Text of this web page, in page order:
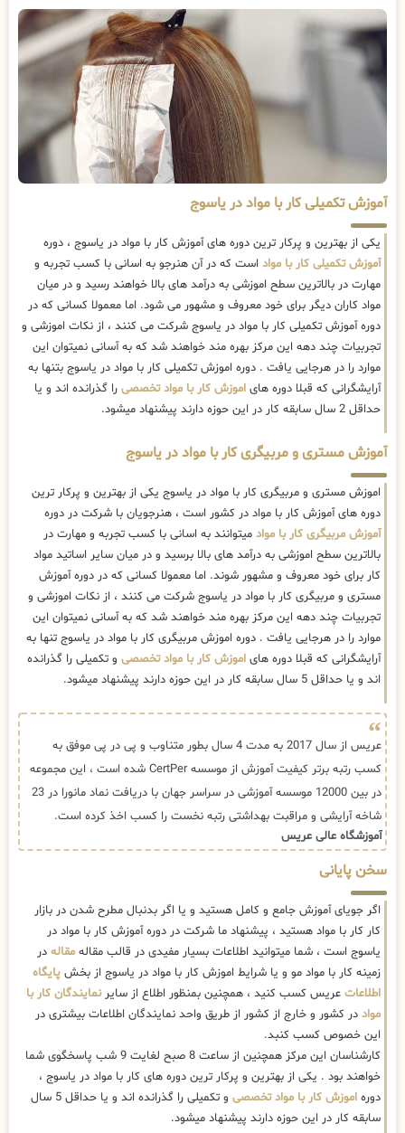
آموزش تکمیلی کار با مواد در یاسوج
یکی از بهترین و پرکار ترین دوره های آموزش کار با مواد در یاسوج ، دوره
آموزش تکمیلی کار با مواد است که در آن هنرجو به اسانی با کسب تجربه و
مهارت در بالاترین سطح اموزشی به درآمد های بالا خواهند رسید و در میان
مواد کاران دیگر برای خود معروف و مشهور می شود. اما معمولا کسانی که در
دوره آموزش تکمیلی کار با مواد در یاسوج شرکت می کنند ، از نکات اموزشی و
تجربیات چند دهه این مرکز بهره مند خواهند شد که به آسانی نمیتوان این
موارد را در هرجایی یافت . دوره اموزش تکمیلی کار با مواد در یاسوج بتنها به
آرایشگرانی که قبلا دوره های اموزش کار با مواد تخصصی را گذرانده اند و یا
حداقل 2 سال سابقه کار در این حوزه دارند پیشنهاد میشود.
آموزش مستری و مربیگری کار با مواد در یاسوج
اموزش مستری و مربیگری کار با مواد در یاسوج یکی از بهترین و پرکار ترین
دوره های آموزش کار با مواد در کشور است ، هنرجویان با شرکت در دوره
آموزش مربیگری کار با مواد میتوانند به اسانی با کسب تجربه و مهارت در
بالاترین سطح اموزشی به درآمد های بالا برسید و در میان سایر اساتید مواد
کار برای خود معروف و مشهور شوند. اما معمولا کسانی که در دوره آموزش
مستری و مربیگری کار با مواد در یاسوج شرکت می کنند ، از نکات اموزشی و
تجربیات چند دهه این مرکز بهره مند خواهند شد که به آسانی نمیتوان این
موارد را در هرجایی یافت . دوره اموزش مربیگری کار با مواد در یاسوج تنها به
آرایشگرانی که قبلا دوره های اموزش کار با مواد تخصصی و تکمیلی را گذرانده
اند و یا حداقل 5 سال سابقه کار در این حوزه دارند پیشنهاد میشود.
عریس از سال 2017 به مدت 4 سال بطور متناوب و پی در پی موفق به
کسب رتبه برتر کیفیت آموزش از موسسه CertPer شده است ، این مجموعه
در بین 12000 موسسه آموزشی در سراسر جهان با دریافت نماد مانورا در 23
شاخه آرایشی و مراقبت بهداشتی رتبه نخست را کسب اخذ کرده است.
آموزشگاه عالی عریس
سخن پایانی
اگر جویای آموزش جامع و کامل هستید و یا اگر بدنبال مطرح شدن در بازار
کار کار با مواد هستید ، پیشنهاد ما شرکت در دوره آموزش کار با مواد در
یاسوج است ، شما میتوانید اطلاعات بسیار مفیدی در قالب مقاله مقاله در
زمینه کار با مواد مو و یا شرایط اموزش کار با مواد در یاسوج از بخش پایگاه
اطلاعات عریس کسب کنید ، همچنین بمنظور اطلاع از سایرنمایندگان کار با
مواد در کشور و خارج از کشور از طریق واحد نمایندگان اطلاعات بیشتری در
این خصوص کسب کنبد.
کارشناسان این مرکز همچنین از ساعت 8 صبح لغایت 9 شب پاسخگوی شما
خواهند بود . یکی از بهترین و پرکار ترین دوره های کار با مواد در یاسوج ،
دوره اموزش کار با مواد تخصصی
و تکمیلی را گذرانده اند و یا حداقل 5 سال
سابقه کار در این حوزه دارند پیشنهاد میشود.